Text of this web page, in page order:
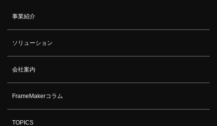
事業紹介
ソリューション
会社案内
FrameMakerコラム
TOPICS